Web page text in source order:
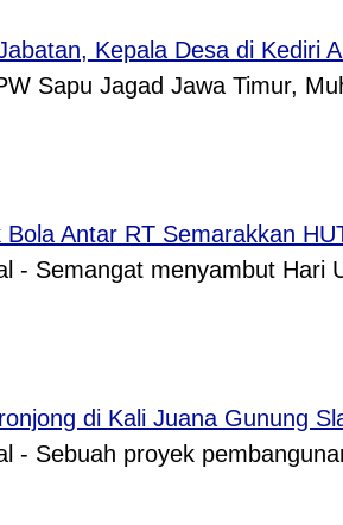
Kepala Desa di Kediri
Sapu Jagad Jawa Timur,
Antar RT Semarakkan
- Semangat menyambut Hari
di Kali Juana Gunung
- Sebuah proyek